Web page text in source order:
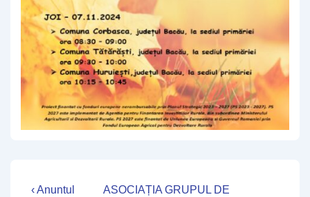
Navigare
Previous
‹ Anuntul
Next
ASOCIAȚIA GRUPUL DE